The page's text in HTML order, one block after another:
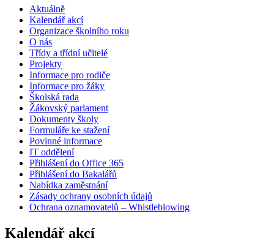
Aktuálně
Kalendář akcí
Organizace školního roku
O nás
Třídy a třídní učitelé
Projekty
Informace pro rodiče
Informace pro žáky
Školská rada
Žákovský parlament
Dokumenty školy
Formuláře ke stažení
Povinné informace
IT oddělení
Přihlášení do Office 365
Přihlášení do Bakalářů
Nabídka zaměstnání
Zásady ochrany osobních údajů
Ochrana oznamovatelů – Whistleblowing
Kalendář akcí